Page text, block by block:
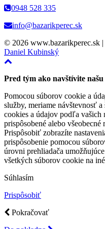
0948 528 335
info@bazarikperec.sk
© 2026 www.bazarikperec.sk
Daniel Kubinský
Pred tým ako navštívite
Pomocou súborov cookie a
služby, meriame návštevnosť
cookies a údajov podľa vašich
prispôsobené alebo
Prispôsobiť zobrazíte
prispôsobenie pomocou
úrovni prehliadača
všetkých súborov cookie na
Súhlasím
Prispôsobiť
Pokračovať